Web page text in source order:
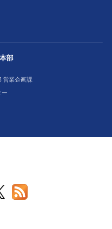
部
営業企画課
ー